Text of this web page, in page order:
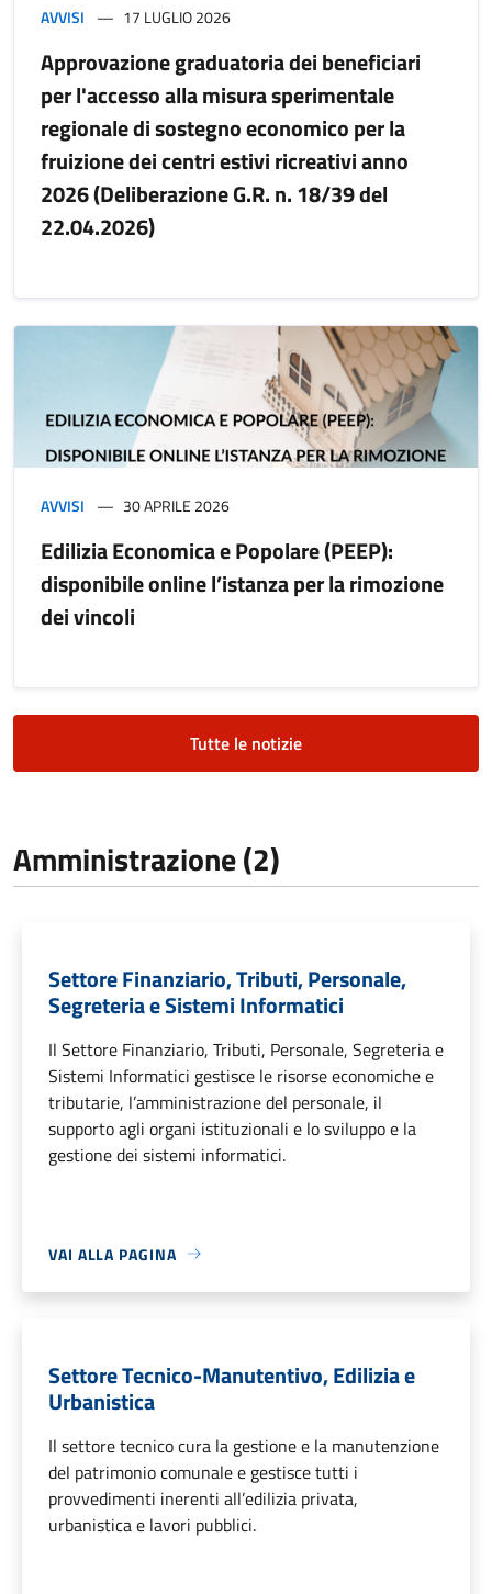
AVVISI 17 LUGLIO 2026
Approvazione graduatoria dei beneficiari
per l'accesso alla misura sperimentale
regionale di sostegno economico per la
fruizione dei centri estivi ricreativi anno
2026 (Deliberazione G.R. n. 18/39 del
22.04.2026)
AVVISI 30 APRILE 2026
Edilizia Economica e Popolare (PEEP):
disponibile online l’istanza per la rimozione
dei vincoli
Tutte le notizie
Amministrazione (2)
Settore Finanziario, Tributi, Personale,
Segreteria e Sistemi Informatici
Il Settore Finanziario, Tributi, Personale, Segreteria e
Sistemi Informatici gestisce le risorse economiche e
tributarie, l’amministrazione del personale, il
supporto agli organi istituzionali e lo sviluppo e la
gestione dei sistemi informatici.
VAI ALLA PAGINA
Settore Tecnico-Manutentivo, Edilizia e
Urbanistica
Il settore tecnico cura la gestione e la manutenzione
del patrimonio comunale e gestisce tutti i
provvedimenti inerenti all’edilizia privata,
urbanistica e lavori pubblici.